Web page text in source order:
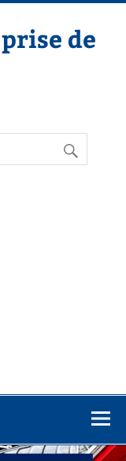
de